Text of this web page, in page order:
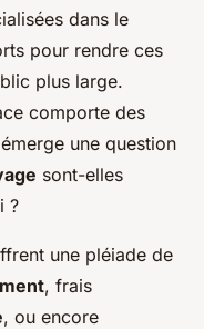
dans le
pour rendre ces
plus large.
comporte des
une question
sont-elles
?
une pléiade de
, frais
, ou encore